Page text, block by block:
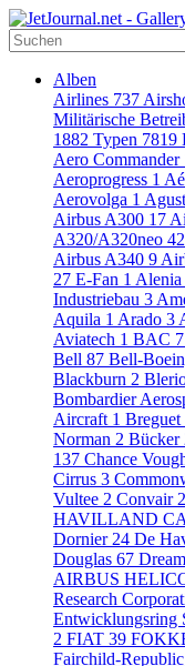
Alben
Airlines 737
Militärische
1882 Typen 7819
Aero Commander
Aeroprogress 1
Aerovolga 1
Airbus A300 17
A320/A320neo
Airbus A340 9
27 E-Fan 1 Alenia
Industriebau 3
Aquila 1 Arado 3
Aviatech 1 BAC 7
Bell 87 Bell-
Blackburn 2
Bombardier
Aircraft 1 Breguet
Norman 2 Bücker
137 Chance
Cirrus 3
Vultee 2 Convair 2
HAVILLAND
Dornier 24 De
Douglas 67
AIRBUS
Research
Entwicklungsring
2 FIAT 39
Fairchild-Republic